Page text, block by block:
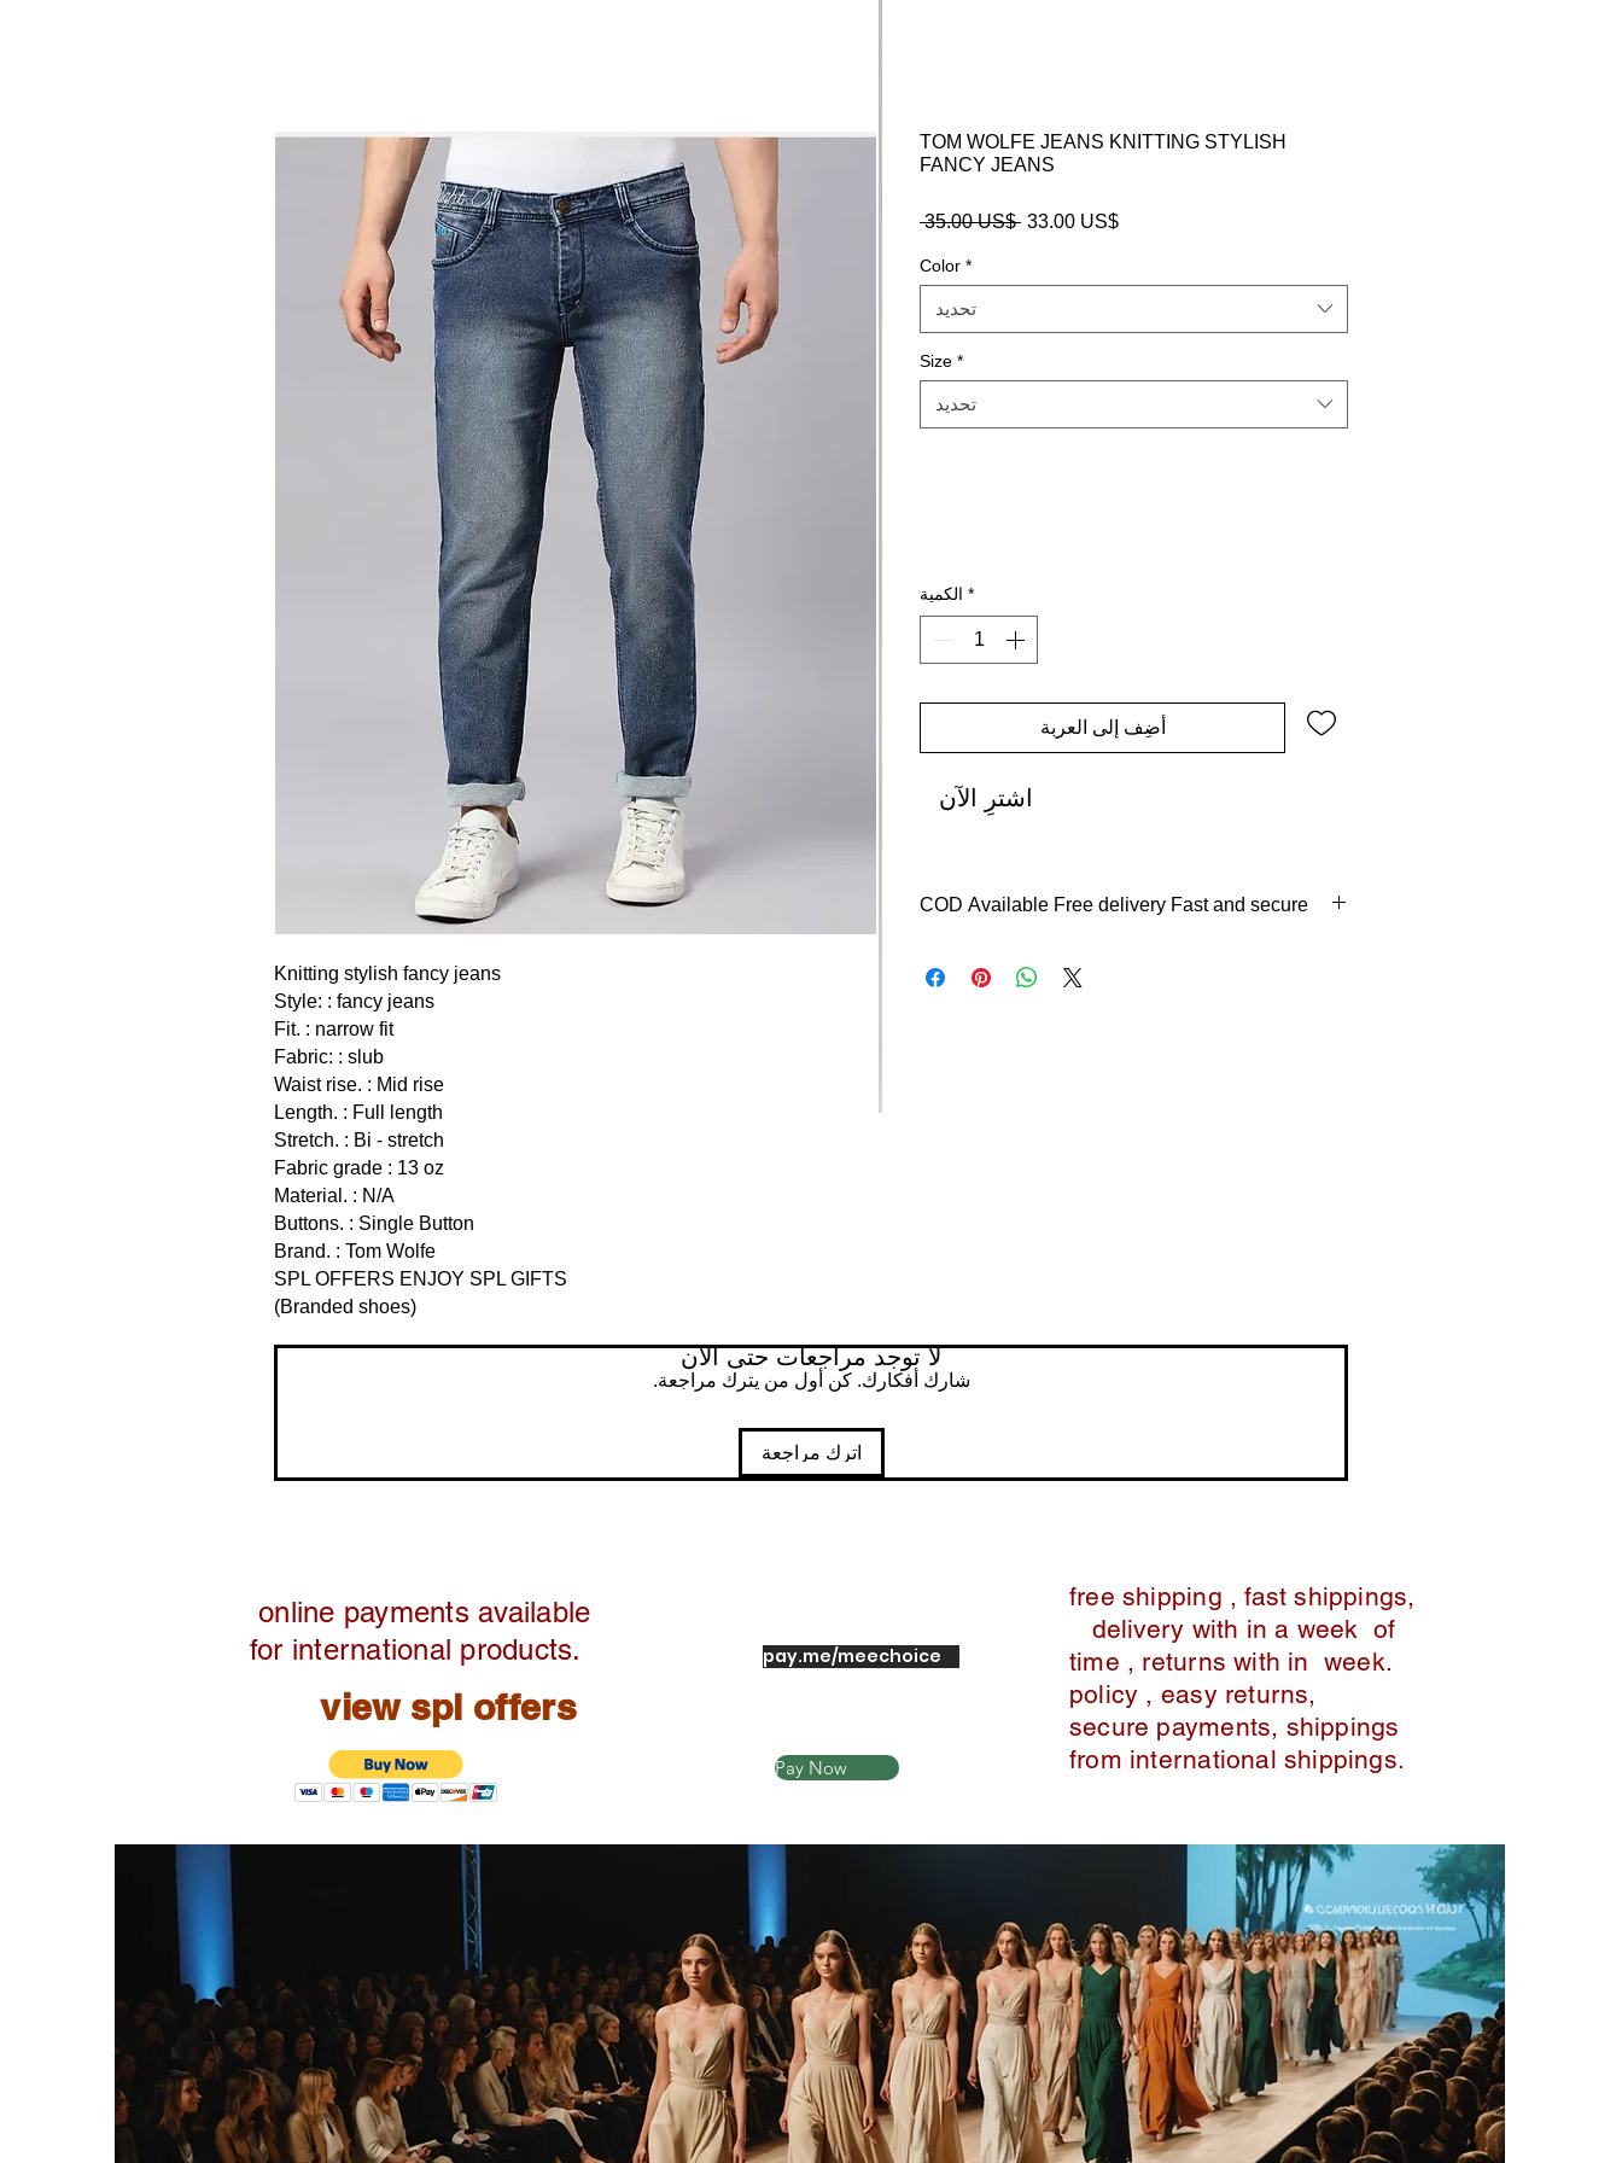
Knitting stylish fancy jeans
Style: : fancy jeans
Fit. : narrow fit
Fabric: : slub
Waist rise. : Mid rise
Length. : Full length
Stretch. : Bi - stretch
Fabric grade : 13 oz
Material. : N/A
Buttons. : Single Button
Brand. : Tom Wolfe
SPL OFFERS ENJOY SPL GIFTS
(Branded shoes)
TOM WOLFE JEANS KNITTING STYLISH
FANCY JEANS
‏35.00 US$ سعر
‏33.00 US$سعر
Color *
تحديد
Size *
تحديد
الكمية *
أضِف إلى العربة
اشترِ الآن
COD Available Free delivery Fast and secure
Return with in 7 days of delivery
لا توجد مراجعات حتى الآن
شارك أفكارك. كن أول من يترك مراجعة.
اترك مراجعة
online payments available
for international products.
view spl offers
pay.me/meechoice
Pay Now
free shipping , fast shippings,
delivery with in a week of
time , returns with in week.
policy , easy returns,
secure payments, shippings
from international shippings.